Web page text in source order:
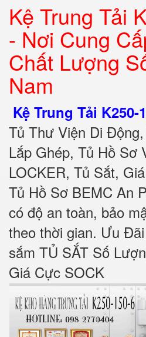
Kệ Trung Tải
- Nơi Cung
Chất Lượng
Nam
Kệ Trung Tải K250-
Tủ Thư Viện Di
Lắp Ghép, Tủ Hồ Sơ
LOCKER, Tủ Sắt,
Tủ Hồ Sơ BEMC An
có độ an toàn, bảo
theo thời gian. Ưu
sắm TỦ SẮT Số
Giá Cực SOCK